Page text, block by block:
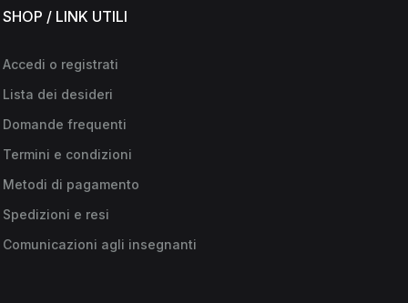
SHOP / LINK UTILI
Accedi o registrati
Lista dei desideri
Domande frequenti
Termini e condizioni
Metodi di pagamento
Spedizioni e resi
Comunicazioni agli insegnanti